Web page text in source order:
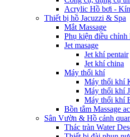
Acrylic Hồ bơi -
Thiết bị hồ Jacuzzi & Spa
Mắt Massage
Phụ kiện điều chỉnh
Jet masage
Jet khí pentair
Jet khí china
Máy thổi khí
Máy thổi khí
Máy thổi khí
Máy thổi khí
Bồn tắm Massage
Sân Vườn & Hồ cảnh
Thác tràn Water